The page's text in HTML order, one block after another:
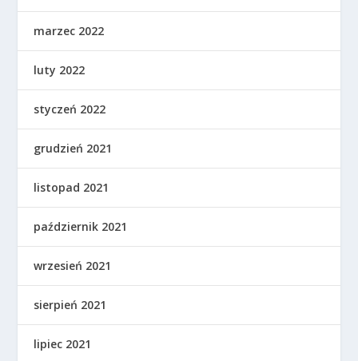
marzec 2022
luty 2022
styczeń 2022
grudzień 2021
listopad 2021
październik 2021
wrzesień 2021
sierpień 2021
lipiec 2021